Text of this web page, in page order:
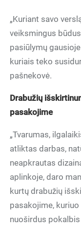
„Kuriant savo
veiksmingus
pasiūlymų
kuriais teko
pašnekovė.
Drabužių
pasakojime
„Tvarumas,
atliktas darbas,
neapkrautas
aplinkoje, daro
kurtų drabužių
pasakojime,
nuoširdus